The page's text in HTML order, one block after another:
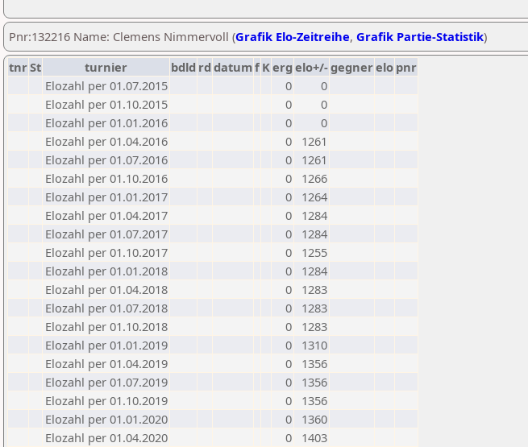
Pnr:132216 Name: Clemens Nimmervoll (Grafik Elo-Zeitreihe, Grafik Partie-Statistik)
tnrSt turnier bdld rd datumf Kerg elo+/-gegnerelo pnr
Elozahl per 01.07.2015
0
0
Elozahl per 01.10.2015
0
0
Elozahl per 01.01.2016
0
0
Elozahl per 01.04.2016
0
1261
Elozahl per 01.07.2016
0
1261
Elozahl per 01.10.2016
0
1266
Elozahl per 01.01.2017
0
1264
Elozahl per 01.04.2017
0
1284
Elozahl per 01.07.2017
0
1284
Elozahl per 01.10.2017
0
1255
Elozahl per 01.01.2018
0
1284
Elozahl per 01.04.2018
0
1283
Elozahl per 01.07.2018
0
1283
Elozahl per 01.10.2018
0
1283
Elozahl per 01.01.2019
0
1310
Elozahl per 01.04.2019
0
1356
Elozahl per 01.07.2019
0
1356
Elozahl per 01.10.2019
0
1356
Elozahl per 01.01.2020
0
1360
Elozahl per 01.04.2020
0
1403